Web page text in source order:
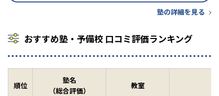
塾の詳細を見る
おすすめ塾・予備校 口コミ評価ランキング
順位
塾名
（総合評価）
教室